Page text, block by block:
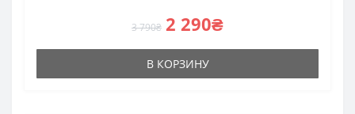
3 790₴ 2 290₴
В КОРЗИНУ